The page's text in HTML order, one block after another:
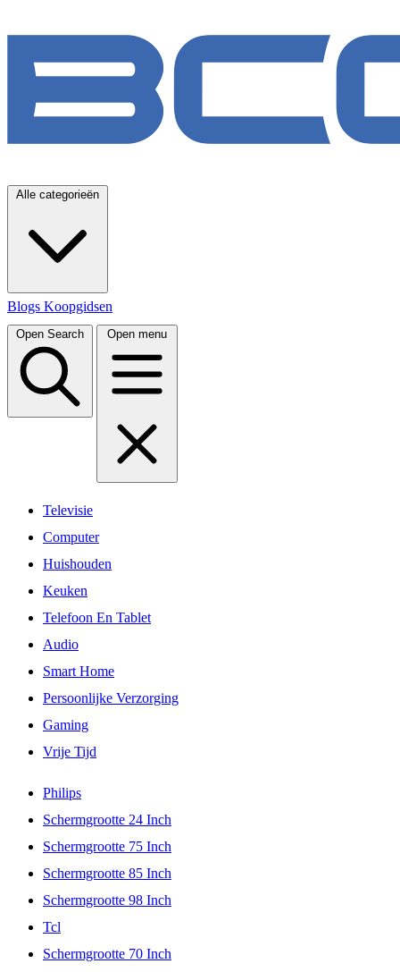
Alle categorieën
Blogs Koopgidsen
Open Search Open menu
Televisie
Computer
Huishouden
Keuken
Telefoon En Tablet
Audio
Smart Home
Persoonlijke Verzorging
Gaming
Vrije Tijd
Philips
Schermgrootte 24 Inch
Schermgrootte 75 Inch
Schermgrootte 85 Inch
Schermgrootte 98 Inch
Tcl
Schermgrootte 70 Inch